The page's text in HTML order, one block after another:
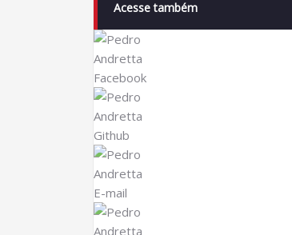
Acesse também